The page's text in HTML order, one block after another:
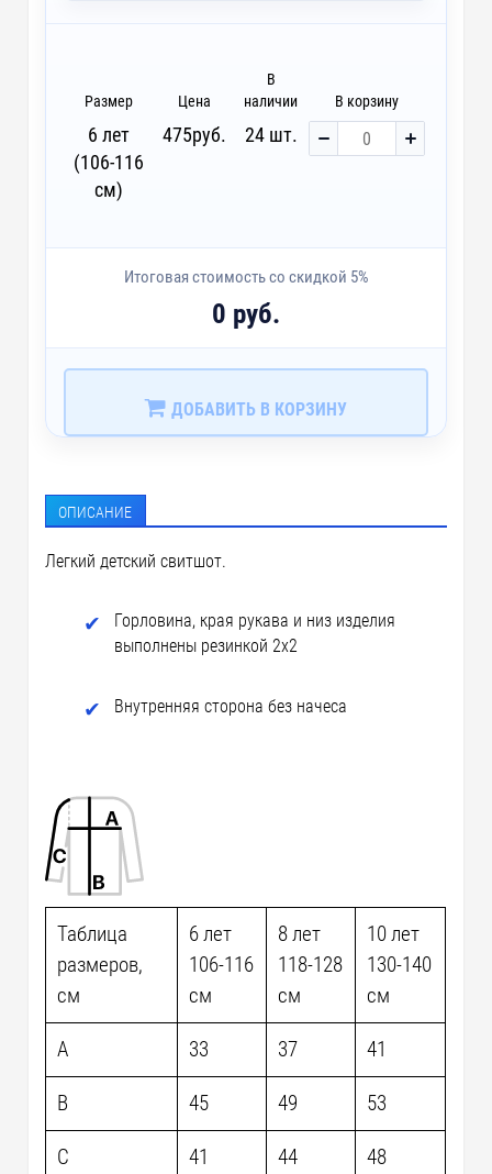
D3 - Шелкография с трансфером (5 цветов) ~ 4 дня
custm - Лейблы и шильды
Размер Цена
В
наличии
В корзину
6 лет
(106-116
см)
475руб. 24 шт.
Итоговая стоимость со скидкой 5%
0 руб.
ДОБАВИТЬ В КОРЗИНУ
ОПИСАНИЕ
Легкий детский свитшот.
Горловина, края рукава и низ изделия
выполнены резинкой 2х2
Внутренняя сторона без начеса
Таблица
размеров,
см
6 лет
106-116
см
8 лет
118-128
см
10 лет
130-140
см
A 33 37 41
B 45 49 53
C 41 44 48